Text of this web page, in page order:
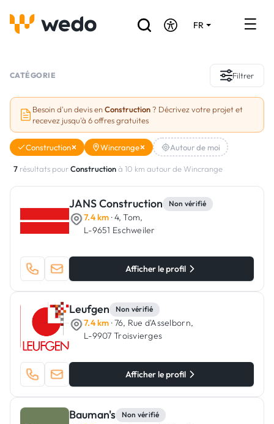
FR
Réalisations
Aides et subventions
Vous êtes un Artisan ?
CATÉGORIE Filtrer
Besoin d'un devis enConstruction ? Décrivez votre projet et
recevez jusqu'à 6 offres gratuites
Construction Wincrange Autour de moi
7 résultats pourConstructionà 10 km autour de Wincrange
JANS Construction Non vérifié
7.4 km · 4, Tom,
L-9651 Eschweiler
Afficher le profil
Leufgen Non vérifié
7.4 km · 76, Rue d'Asselborn,
L-9907 Troisvierges
Afficher le profil
Bauman's Non vérifié